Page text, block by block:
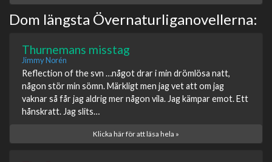
Dom längsta Övernaturliganovellerna:
Thurnemans misstag
Jimmy Norén
Reflection of the svn …något drar i min drömlösa natt,
någon stör min sömn. Märkligt men jag vet att om jag
vaknar så får jag aldrig mer någon vila. Jag kämpar emot. Ett
hånskratt. Jag slits…
Klicka här för att läsa hela »